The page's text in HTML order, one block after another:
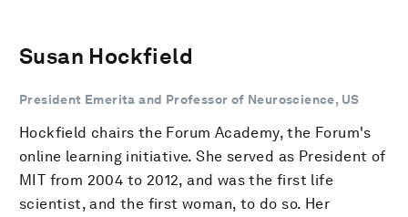
Susan Hockfield
President Emerita and Professor of Neuroscience, US
Hockfield chairs the Forum Academy, the Forum's
online learning initiative. She served as President of
MIT from 2004 to 2012, and was the first life
scientist, and the first woman, to do so. Her